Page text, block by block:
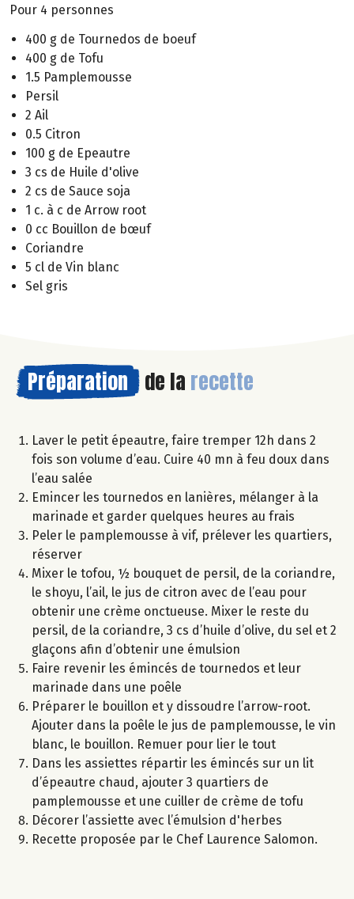
Pour 4 personnes
400 g de Tournedos de boeuf
400 g de Tofu
1.5 Pamplemousse
Persil
2 Ail
0.5 Citron
100 g de Epeautre
3 cs de Huile d'olive
2 cs de Sauce soja
1 c. à c de Arrow root
0 cc Bouillon de bœuf
Coriandre
5 cl de Vin blanc
Sel gris
Préparation de la recette
Laver le petit épeautre, faire tremper 12h dans 2
fois son volume d’eau. Cuire 40 mn à feu doux dans
l’eau salée
Emincer les tournedos en lanières, mélanger à la
marinade et garder quelques heures au frais
Peler le pamplemousse à vif, prélever les quartiers,
réserver
Mixer le tofou, ½ bouquet de persil, de la coriandre,
le shoyu, l’ail, le jus de citron avec de l’eau pour
obtenir une crème onctueuse. Mixer le reste du
persil, de la coriandre, 3 cs d’huile d’olive, du sel et 2
glaçons afin d’obtenir une émulsion
Faire revenir les émincés de tournedos et leur
marinade dans une poêle
Préparer le bouillon et y dissoudre l’arrow-root.
Ajouter dans la poêle le jus de pamplemousse, le vin
blanc, le bouillon. Remuer pour lier le tout
Dans les assiettes répartir les émincés sur un lit
d’épeautre chaud, ajouter 3 quartiers de
pamplemousse et une cuiller de crème de tofu
Décorer l’assiette avec l’émulsion d'herbes
Recette proposée par le Chef Laurence Salomon.